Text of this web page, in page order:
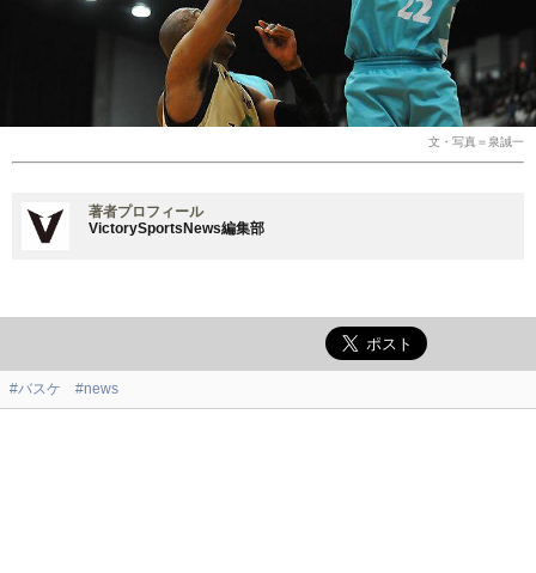
文・写真＝泉誠一
著者プロフィール
VictorySportsNews編集部
#バスケ #news